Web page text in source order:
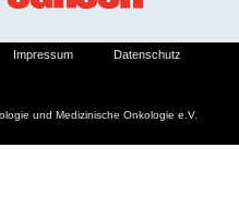
und Medizinische Onkologie e.V.
Impressum Datenschutz